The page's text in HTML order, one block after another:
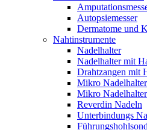
Autopsiemesser
Dermatome und
Nahtinstrumente
Nadelhalter
Nadelhalter mit
Drahtzangen mit
Mikro Nadelhalter
Mikro
Reverdin Nadeln
Unterbindungs